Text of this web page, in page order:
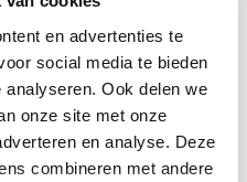
en advertenties te
social media te bieden
Ook delen we
onze site met onze
en analyse. Deze
combineren met andere
industrie
en